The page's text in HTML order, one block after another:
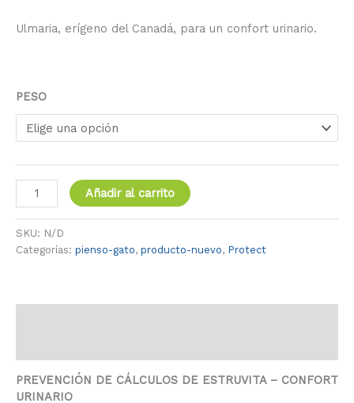
Ulmaria, erígeno del Canadá, para un confort urinario.
PESO
Añadir al carrito
SKU: N/D
Categorías: pienso-gato, producto-nuevo, Protect
PREVENCIÓN DE CÁLCULOS DE ESTRUVITA – CONFORT
URINARIO